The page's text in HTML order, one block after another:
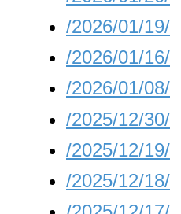
/2026/01/19/
/2026/01/16/
/2026/01/08/
/2025/12/30/
/2025/12/19/
/2025/12/18/